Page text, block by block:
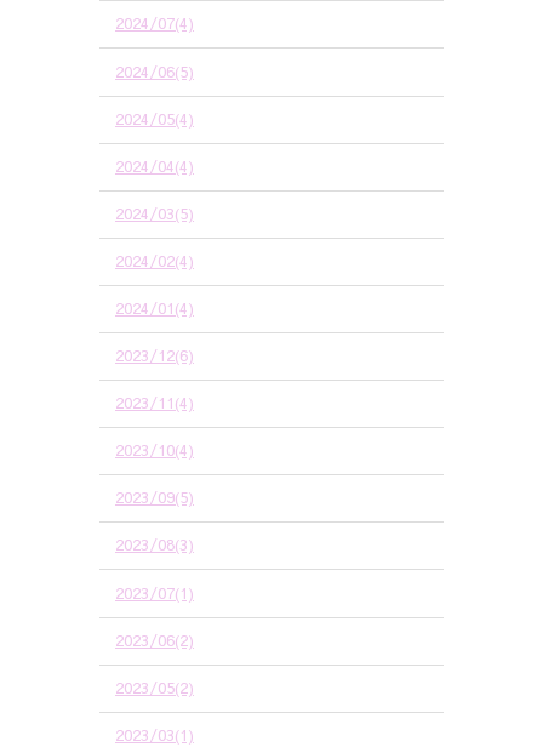
2024/07(4)
2024/06(5)
2024/05(4)
2024/04(4)
2024/03(5)
2024/02(4)
2024/01(4)
2023/12(6)
2023/11(4)
2023/10(4)
2023/09(5)
2023/08(3)
2023/07(1)
2023/06(2)
2023/05(2)
2023/03(1)